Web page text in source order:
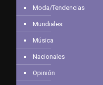
Moda/Tendencias
Mundiales
Música
Nacionales
Opinión